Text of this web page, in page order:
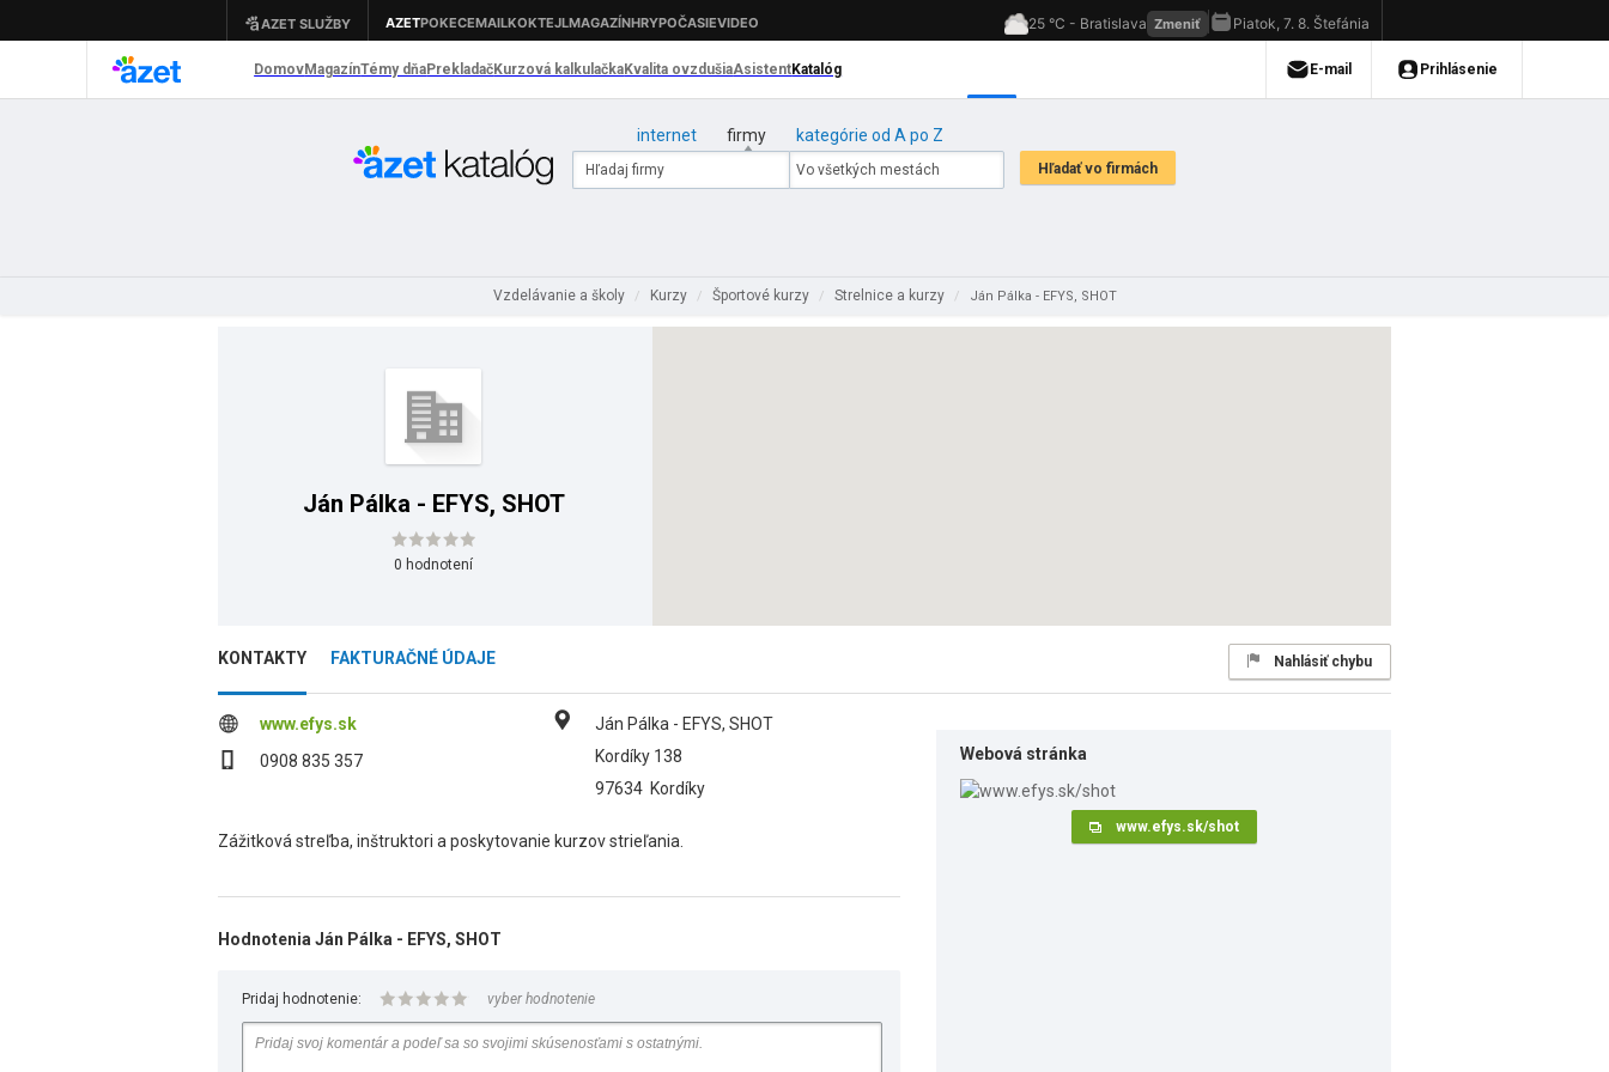
internet firmy kategórie od A po Z
Vzdelávanie a školy / Kurzy / Športové kurzy / Strelnice a kurzy / Ján Pálka - EFYS, SHOT
Ján Pálka - EFYS, SHOT
0 hodnotení
KONTAKTY FAKTURAČNÉ ÚDAJE Nahlásiť chybu
www.efys.sk
0908 835 357
Ján Pálka - EFYS, SHOT
Kordíky 138
97634 Kordíky
Zážitková streľba, inštruktori a poskytovanie kurzov strieľania.
Hodnotenia Ján Pálka - EFYS, SHOT
Pridaj hodnotenie: vyber hodnotenie
Webová stránka
www.efys.sk/shot